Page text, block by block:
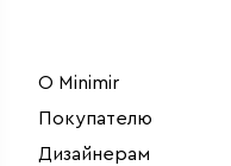
О Minimir
Покупателю
Дизайнерам